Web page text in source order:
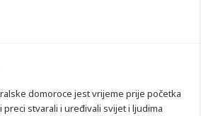
domoroce jest vrijeme prije početka
preci stvarali i uređivali svijet i ljudima